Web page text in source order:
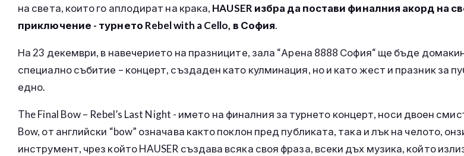
на света, които го аплодират на крака, HAUSER избра да постави финалния акорд на
приключение - турнето Rebel with a Cello, в София.
На 23 декември, в навечерието на празниците, зала “Арена 8888 София“ ще бъде
специално събитие – концерт, създаден като кулминация, но и като жест и празник за
едно.
The Final Bow – Rebel’s Last Night - името на финалния за турнето концерт, носи двоен
Bow, от английски “bow” означава както поклон пред публиката, така и лък на челото,
инструмент, чрез който HAUSER създава всяка своя фраза, всеки дъх музика, който